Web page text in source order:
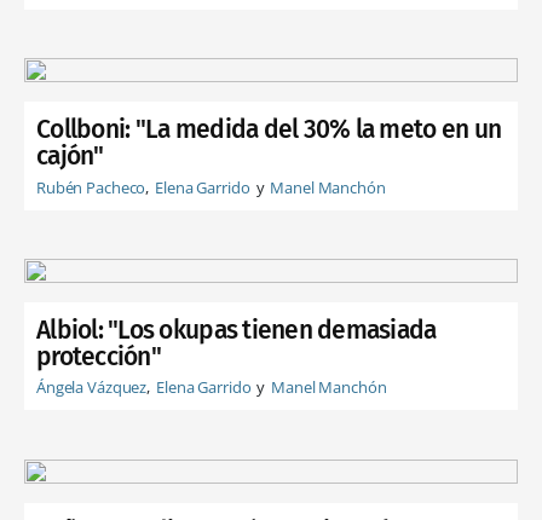
Collboni: "La medida del 30% la meto en un
cajón"
Rubén Pacheco Elena Garrido Manel Manchón
Albiol: "Los okupas tienen demasiada
protección"
Ángela Vázquez Elena Garrido Manel Manchón